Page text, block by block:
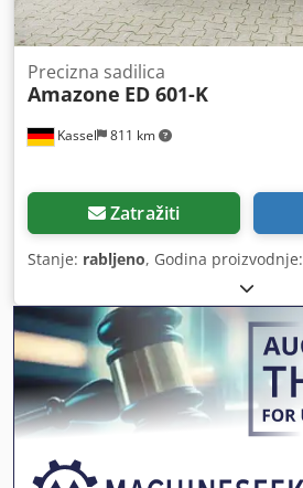
Kassel 811 km
Precizna sadilica
Amazone ED 601-K
Zatražiti
Stanje: rabljeno, Godina proizvodnje: